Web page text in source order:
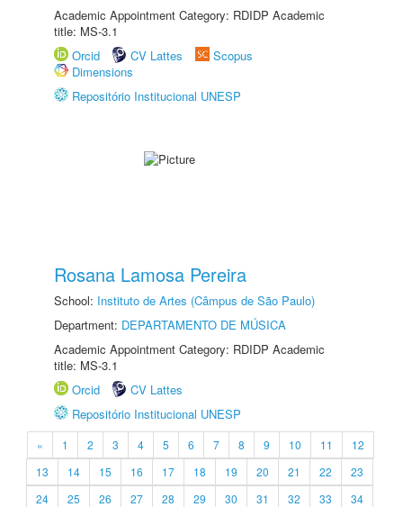
Academic Appointment Category: RDIDP Academic
title: MS-3.1
Orcid
CV Lattes
Scopus
Dimensions
Repositório Institucional UNESP
Rosana Lamosa Pereira
School: Instituto de Artes (Câmpus de São Paulo)
Department: DEPARTAMENTO DE MÚSICA
Academic Appointment Category: RDIDP Academic
title: MS-3.1
Orcid
CV Lattes
Repositório Institucional UNESP
« 1 2 3 4 5 6 7 8 9 10 11
12
13
14 15 16 17 18 19 20 21 22
23
24
25 26 27 28 29 30 31 32 33
34